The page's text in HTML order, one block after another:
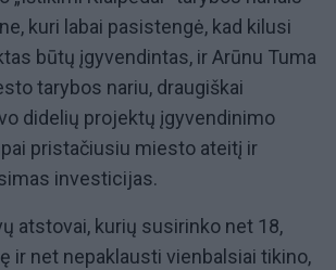
kuri labai pasistengė, kad kilusi
būtų įgyvendintas, ir Arūnu Tuma
tarybos nariu, draugiškai
didelių projektų įgyvendinimo
pristačiusiu miesto ateitį ir
investicijas.
atstovai, kurių susirinko net 18,
ir net nepaklausti vienbalsiai tikino,